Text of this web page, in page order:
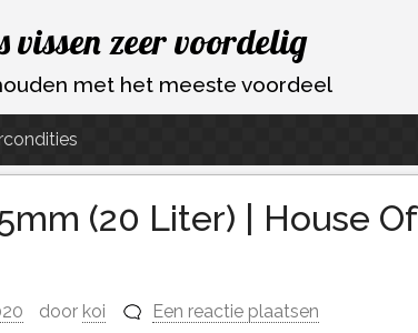
zeer voordelig
met het meeste voordeel
(20 Liter) | House Of
door koi Een reactie plaatsen